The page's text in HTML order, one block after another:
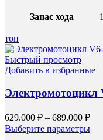
Запас хода
топ
Быстрый просмотр
Добавить в избранные
Электромотоцикл
629.000 ₽ – 689.000 ₽
Выберите параметры